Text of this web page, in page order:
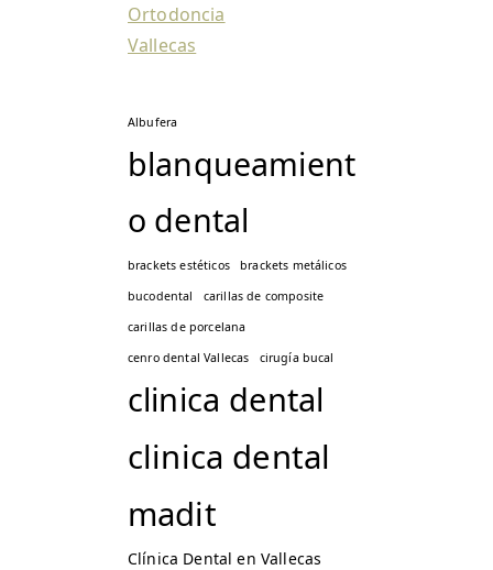
Ortodoncia
Vallecas
Albufera
blanqueamient
o dental
brackets estéticos
brackets metálicos
bucodental
carillas de composite
carillas de porcelana
cenro dental Vallecas
cirugía bucal
clinica dental
clinica dental
madit
Clínica Dental en Vallecas